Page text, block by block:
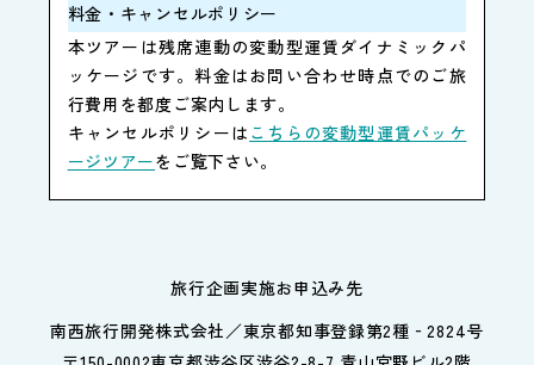
料金・キャンセルポリシー
本ツアーは残席連動の変動型運賃ダイナミックパ
ッケージです。料金はお問い合わせ時点でのご旅
行費用を都度ご案内します。
キャンセルポリシーは こちらの変動型運賃パッケ
ージツアーをご覧下さい。
旅行企画実施お申込み先
南西旅行開発株式会社／東京都知事登録第2種‐2824号